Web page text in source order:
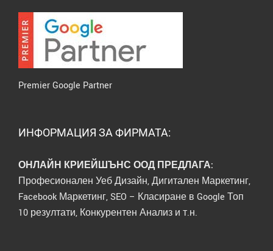
Premier Google Partner
ИНФОРМАЦИЯ ЗА ФИРМАТА:
ОНЛАЙН КРИЕЙШЪНС ООД ПРЕДЛАГА:
Професионален Уеб Дизайн, Дигитален Маркетинг,
Facebook Маркетинг, SEO – Класиране в Google Топ
10 резултати, Конкурентен Анализ и т.н.